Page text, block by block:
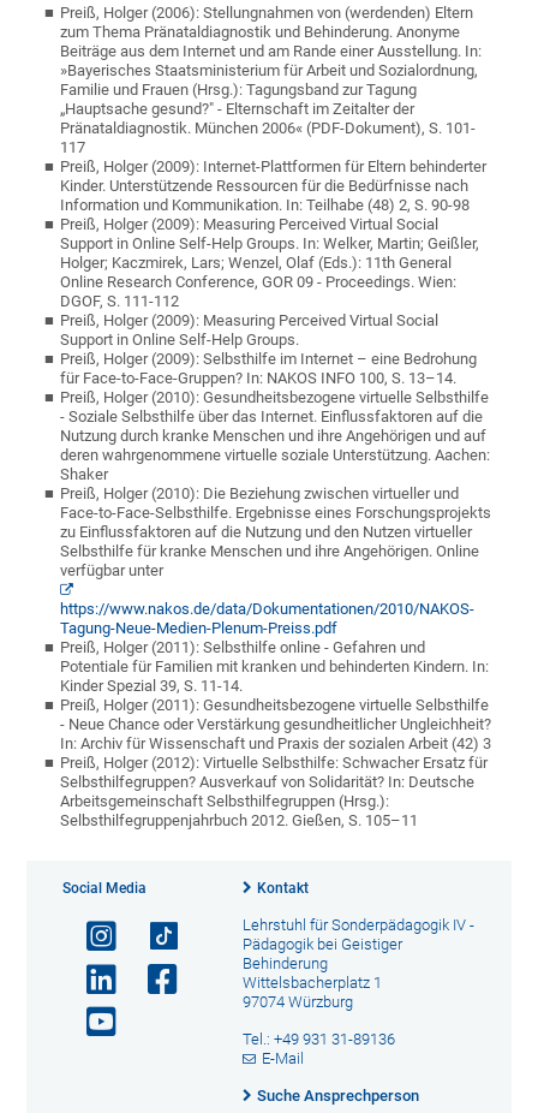
Preiß, Holger (2006): Stellungnahmen von (werdenden) Eltern
zum Thema Pränataldiagnostik und Behinderung. Anonyme
Beiträge aus dem Internet und am Rande einer Ausstellung. In:
»Bayerisches Staatsministerium für Arbeit und Sozialordnung,
Familie und Frauen (Hrsg.): Tagungsband zur Tagung
„Hauptsache gesund?" - Elternschaft im Zeitalter der
Pränataldiagnostik. München 2006« (PDF-Dokument), S. 101-
117
Preiß, Holger (2009): Internet-Plattformen für Eltern behinderter
Kinder. Unterstützende Ressourcen für die Bedürfnisse nach
Information und Kommunikation. In: Teilhabe (48) 2, S. 90-98
Preiß, Holger (2009): Measuring Perceived Virtual Social
Support in Online Self-Help Groups. In: Welker, Martin; Geißler,
Holger; Kaczmirek, Lars; Wenzel, Olaf (Eds.): 11th General
Online Research Conference, GOR 09 - Proceedings. Wien:
DGOF, S. 111-112
Preiß, Holger (2009): Measuring Perceived Virtual Social
Support in Online Self-Help Groups.
Preiß, Holger (2009): Selbsthilfe im Internet – eine Bedrohung
für Face-to-Face-Gruppen? In: NAKOS INFO 100, S. 13–14.
Preiß, Holger (2010): Gesundheitsbezogene virtuelle Selbsthilfe
- Soziale Selbsthilfe über das Internet. Einflussfaktoren auf die
Nutzung durch kranke Menschen und ihre Angehörigen und auf
deren wahrgenommene virtuelle soziale Unterstützung. Aachen:
Shaker
Preiß, Holger (2010): Die Beziehung zwischen virtueller und
Face-to-Face-Selbsthilfe. Ergebnisse eines Forschungsprojekts
zu Einflussfaktoren auf die Nutzung und den Nutzen virtueller
Selbsthilfe für kranke Menschen und ihre Angehörigen. Online
verfügbar unter
https://www.nakos.de/data/Dokumentationen/2010/NAKOS-
Tagung-Neue-Medien-Plenum-Preiss.pdf
Preiß, Holger (2011): Selbsthilfe online - Gefahren und
Potentiale für Familien mit kranken und behinderten Kindern. In:
Kinder Spezial 39, S. 11-14.
Preiß, Holger (2011): Gesundheitsbezogene virtuelle Selbsthilfe
- Neue Chance oder Verstärkung gesundheitlicher Ungleichheit?
In: Archiv für Wissenschaft und Praxis der sozialen Arbeit (42) 3
Preiß, Holger (2012): Virtuelle Selbsthilfe: Schwacher Ersatz für
Selbsthilfegruppen? Ausverkauf von Solidarität? In: Deutsche
Arbeitsgemeinschaft Selbsthilfegruppen (Hrsg.):
Selbsthilfegruppenjahrbuch 2012. Gießen, S. 105–11
Social Media Kontakt
Lehrstuhl für Sonderpädagogik IV -
Pädagogik bei Geistiger
Behinderung
Wittelsbacherplatz 1
97074 Würzburg
Tel.: +49 931 31-89136
E-Mail
Suche Ansprechperson